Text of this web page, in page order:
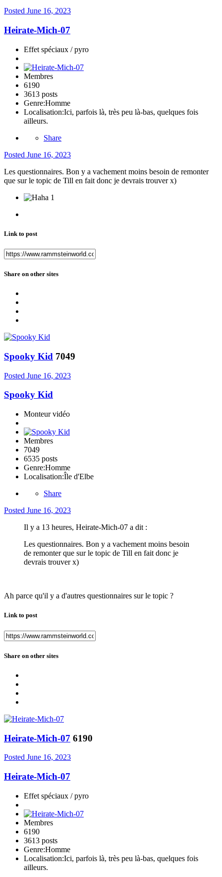
Posted June 16, 2023
Heirate-Mich-07
Effet spéciaux / pyro
Membres
6190
3613 posts
Genre:Homme
Localisation:Ici, parfois là, très peu là-bas, quelques fois
ailleurs.
Share
Posted June 16, 2023
Les questionnaires. Bon y a vachement moins besoin de remonter
que sur le topic de Till en fait donc je devrais trouver x)
1
Link to post
Share on other sites
Spooky Kid 7049
Posted June 16, 2023
Spooky Kid
Monteur vidéo
Membres
7049
6535 posts
Genre:Homme
Localisation:Île d'Elbe
Share
Posted June 16, 2023
Il y a 13 heures, Heirate-Mich-07 a dit :
Les questionnaires. Bon y a vachement moins besoin
de remonter que sur le topic de Till en fait donc je
devrais trouver x)
Ah parce qu'il y a d'autres questionnaires sur le topic ?
Link to post
Share on other sites
Heirate-Mich-07 6190
Posted June 16, 2023
Heirate-Mich-07
Effet spéciaux / pyro
Membres
6190
3613 posts
Genre:Homme
Localisation:Ici, parfois là, très peu là-bas, quelques fois
ailleurs.